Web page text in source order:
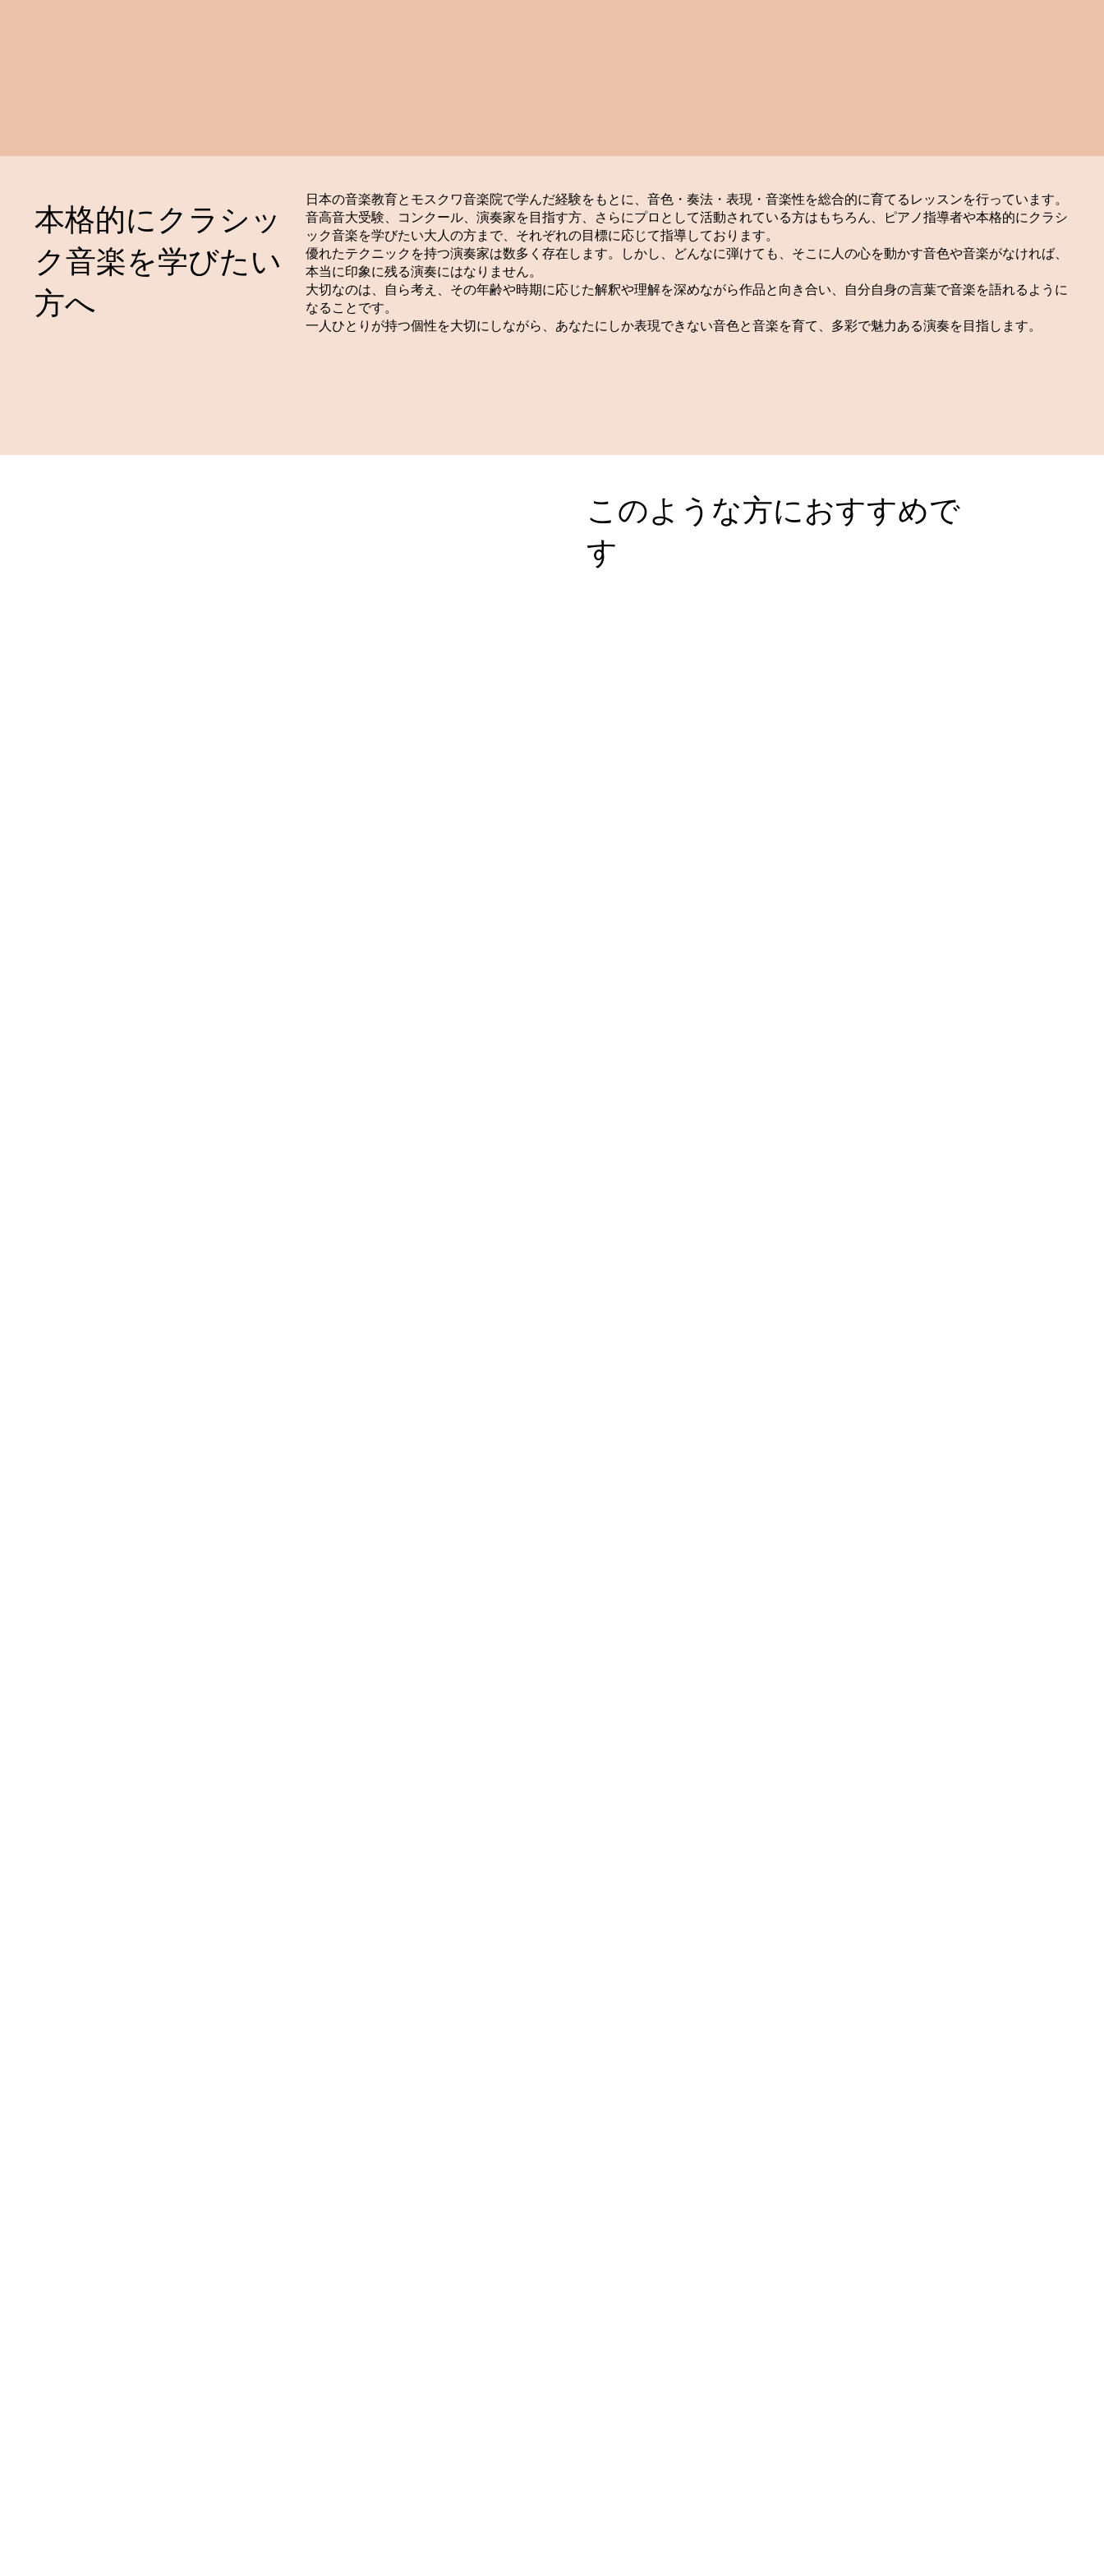
本格的にクラシッ
ク音楽を学びたい
方へ
日本の音楽教育とモスクワ音楽院で学んだ経験をもとに、音色・奏法・表現・音楽性を総合的に育てるレッスンを行っています。
音高音大受験、コンクール、演奏家を目指す方、さらにプロとして活動されている方はもちろん、ピアノ指導者や本格的にクラシ
ック音楽を学びたい大人の方まで、それぞれの目標に応じて指導しております。
優れたテクニックを持つ演奏家は数多く存在します。しかし、どんなに弾けても、そこに人の心を動かす音色や音楽がなければ、
本当に印象に残る演奏にはなりません。
大切なのは、自ら考え、その年齢や時期に応じた解釈や理解を深めながら作品と向き合い、自分自身の言葉で音楽を語れるように
なることです。
一人ひとりが持つ個性を大切にしながら、あなたにしか表現できない音色と音楽を育て、多彩で魅力ある演奏を目指します。
このような方におすすめで
す